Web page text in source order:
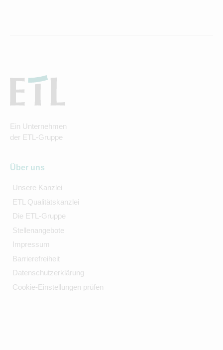
Ein Unternehmen
der ETL-Gruppe
Über uns
Unsere Kanzlei
ETL Qualitätskanzlei
Die ETL-Gruppe
Stellenangebote
Impressum
Barrierefreiheit
Datenschutzerklärung
Cookie-Einstellungen prüfen